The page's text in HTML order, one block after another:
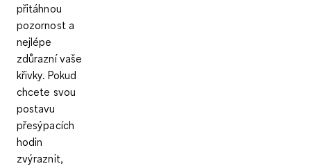
přitáhnou
pozornost a
nejlépe
zdůrazní vaše
křivky. Pokud
chcete svou
postavu
přesýpacích
hodin
zvýraznit,